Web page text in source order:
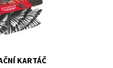
KARTÁČ